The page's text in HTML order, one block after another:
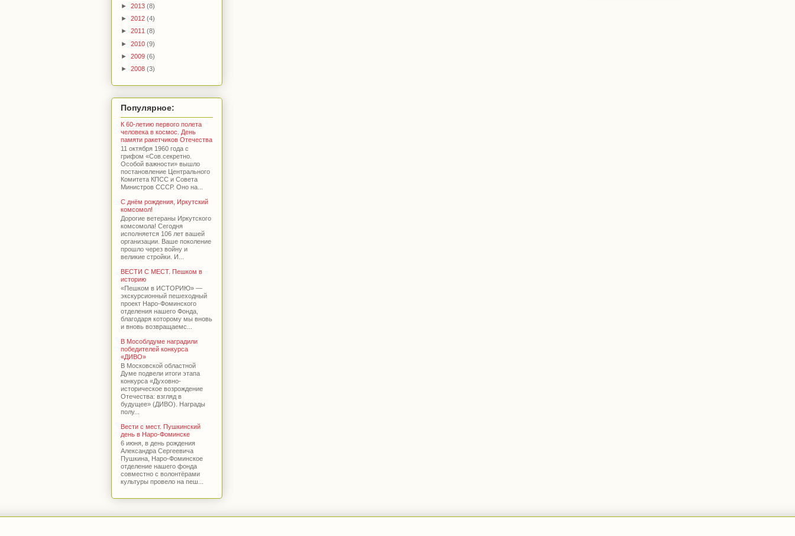
► 2013 (8)
► 2012 (4)
► 2011 (8)
► 2010 (9)
► 2009 (6)
► 2008 (3)
Популярное:
К 60-летию первого полета
человека в космос. День
памяти ракетчиков Отечества
11 октября 1960 года с
грифом «Сов.секретно.
Особой важности» вышло
постановление Центрального
Комитета КПСС и Совета
Министров СССР. Оно на...
С днём рождения, Иркутский
комсомол!
Дорогие ветераны Иркутского
комсомола! Сегодня
исполняется 106 лет вашей
организации. Ваше поколение
прошло через войну и
великие стройки. И...
ВЕСТИ С МЕСТ. Пешком в
историю
«Пешком в ИСТОРИЮ» —
экскурсионный пешеходный
проект Наро-Фоминского
отделения нашего Фонда,
благодаря которому мы вновь
и вновь возвращаемс...
В Мособлдуме наградили
победителей конкурса
«ДИВО»
В Московской областной
Думе подвели итоги этапа
конкурса «Духовно-
историческое возрождение
Отечества: взгляд в
будущее» (ДИВО). Награды
полу...
Вести с мест. Пушкинский
день в Наро-Фоминске
6 июня, в день рождения
Александра Сергеевича
Пушкина, Наро-Фоминское
отделение нашего фонда
совместно с волонтёрами
культуры провело на пеш...